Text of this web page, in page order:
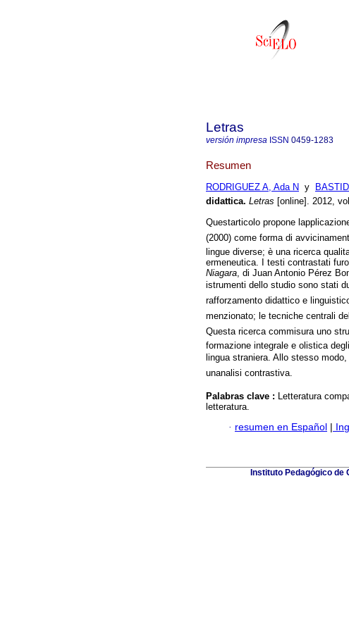
Letras
versión impresa ISSN 0459-1283
Resumen
RODRIGUEZ A, Ada N y
didattica. Letras [online]. 2012,
Questarticolo propone
(2000) come forma di
lingue diverse; è una ricerca
ermeneutica. I testi contrastati
Niagara, di Juan Antonio Pérez
istrumenti dello studio sono stati
rafforzamento didattico e
menzionato; le tecniche centrali
Questa ricerca commisura uno
formazione integrale e olistica
lingua straniera. Allo stesso
unanalisi contrastiva.
Palabras clave : Letteratura
letteratura.
· resumen en Español |
Instituto Pedagógico de